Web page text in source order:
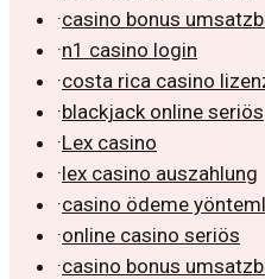
·casino bonus
·n1 casino login
·costa rica casino
·blackjack online seriös
·Lex casino
·lex casino auszahlung
·casino ödeme
·online casino seriös
·casino bonus